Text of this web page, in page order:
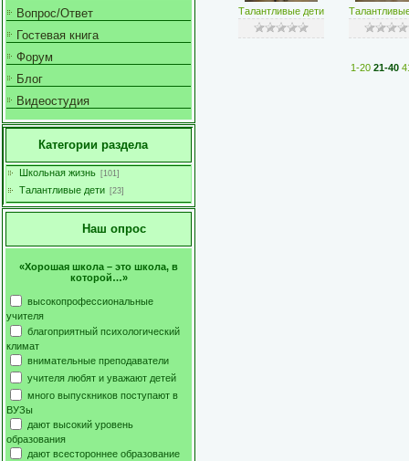
Вопрос/Ответ
Гостевая книга
Форум
Блог
Видеостудия
Категории раздела
Школьная жизнь [101]
Талантливые дети [23]
Наш опрос
«Хорошая школа – это школа, в
которой…»
высокопрофессиональные
учителя
благоприятный психологический
климат
внимательные преподаватели
учителя любят и уважают детей
много выпускников поступают в
ВУЗы
дают высокий уровень
образования
дают всестороннее образование
Талантливые дети
1-20 21-40